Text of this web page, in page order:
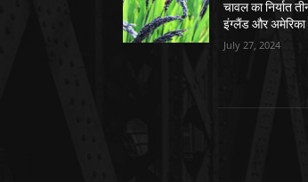
चावल का निर्यात
इंग्लैंड और
July 27, 2024